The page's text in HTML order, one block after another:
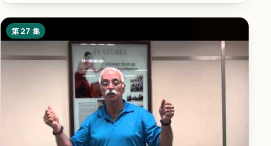
第 27 集